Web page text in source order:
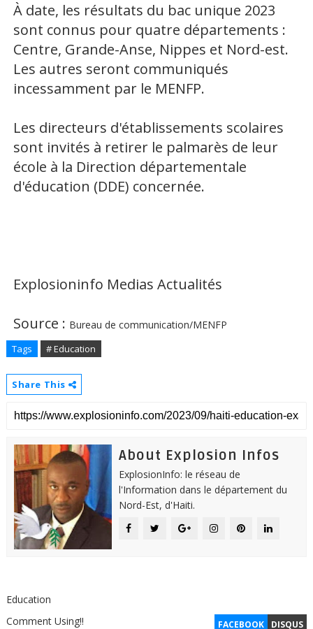
À date, les résultats du bac unique 2023
sont connus pour quatre départements :
Centre, Grande-Anse, Nippes et Nord-est.
Les autres seront communiqués
incessamment par le MENFP.
Les directeurs d'établissements scolaires
sont invités à retirer le palmarès de leur
école à la Direction départementale
d'éducation (DDE) concernée.
Explosioninfo Medias Actualités
Source : Bureau de communication/MENFP
Tags # Education
Share This
About Explosion Infos
ExplosionInfo: le réseau de
l'Information dans le département du
Nord-Est, d'Haiti.
Education
FACEBOOK DISQUS
Comment Using!!